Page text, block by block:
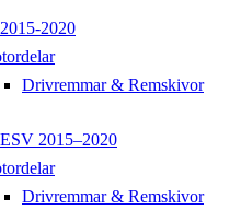
2020
Drivremmar & Remskivor
2015–2020
Drivremmar & Remskivor